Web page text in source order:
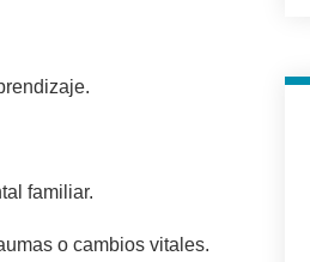
familiar.
o cambios vitales.